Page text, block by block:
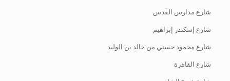
شارع مدارس القدس
شارع إسكندر إبراهيم
شارع محمود حسني من خالد بن الوليد
شارع القاهرة